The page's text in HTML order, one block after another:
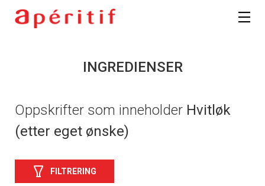
INGREDIENSER
Oppskrifter som inneholder Hvitløk
(etter eget ønske)
FILTRERING